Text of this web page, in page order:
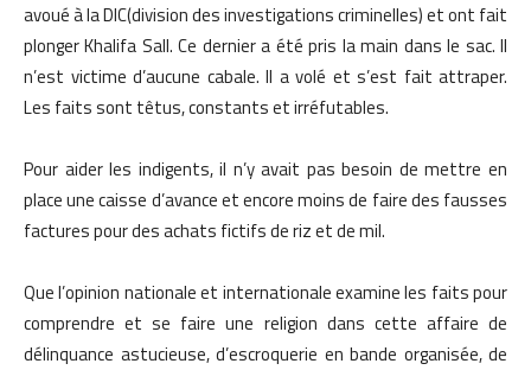
avoué à la DIC(division des investigations criminelles) et ont fait
plonger Khalifa Sall. Ce dernier a été pris la main dans le sac. Il
n’est victime d’aucune cabale. Il a volé et s’est fait attraper.
Les faits sont têtus, constants et irréfutables.
Pour aider les indigents, il n’y avait pas besoin de mettre en
place une caisse d’avance et encore moins de faire des fausses
factures pour des achats fictifs de riz et de mil.
Que l’opinion nationale et internationale examine les faits pour
comprendre et se faire une religion dans cette affaire de
délinquance astucieuse, d’escroquerie en bande organisée, de